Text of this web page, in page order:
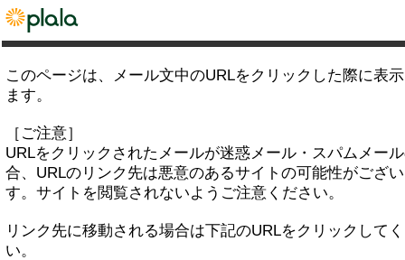
このページは、メール文中のURLをクリックした際に表
ます。
［ご注意］
URLをクリックされたメールが迷惑メール・スパムメー
合、URLのリンク先は悪意のあるサイトの可能性がござ
す。サイトを閲覧されないようご注意ください。
リンク先に移動される場合は下記のURLをクリックして
い。